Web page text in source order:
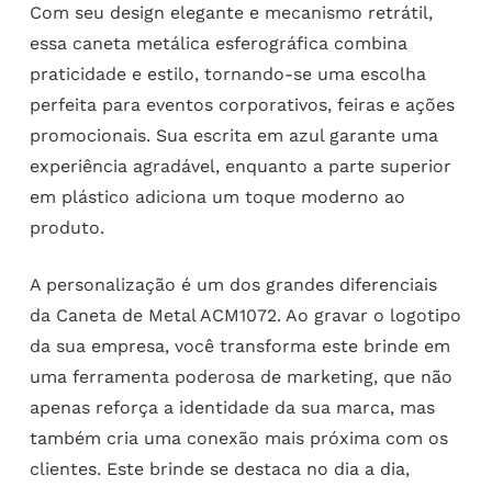
Com seu design elegante e mecanismo retrátil,
essa caneta metálica esferográfica combina
praticidade e estilo, tornando-se uma escolha
perfeita para eventos corporativos, feiras e ações
promocionais. Sua escrita em azul garante uma
experiência agradável, enquanto a parte superior
em plástico adiciona um toque moderno ao
produto.
A personalização é um dos grandes diferenciais
da Caneta de Metal ACM1072. Ao gravar o logotipo
da sua empresa, você transforma este brinde em
uma ferramenta poderosa de marketing, que não
apenas reforça a identidade da sua marca, mas
também cria uma conexão mais próxima com os
clientes. Este brinde se destaca no dia a dia,